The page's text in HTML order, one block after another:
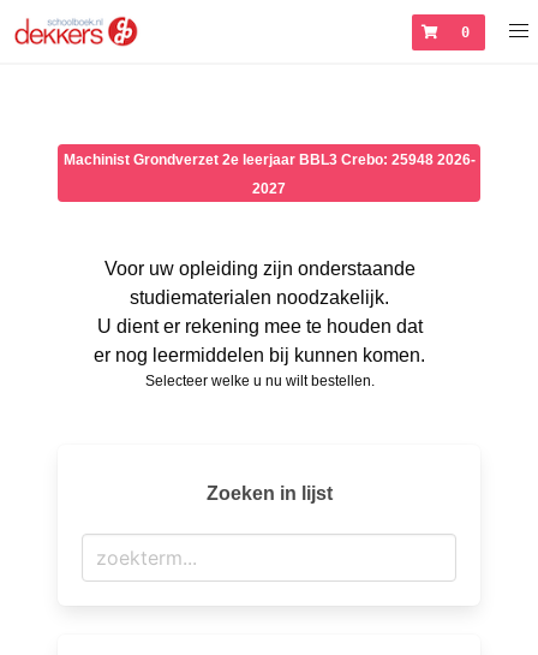
0
Machinist Grondverzet 2e leerjaar BBL3 Crebo: 25948 2026-
2027
Voor uw opleiding zijn onderstaande
studiematerialen noodzakelijk.
U dient er rekening mee te houden dat
er nog leermiddelen bij kunnen komen.
Selecteer welke u nu wilt bestellen.
Zoeken in lijst